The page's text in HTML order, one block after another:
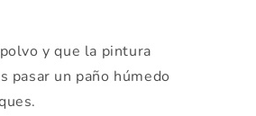
y que la pintura
pasar un paño húmedo